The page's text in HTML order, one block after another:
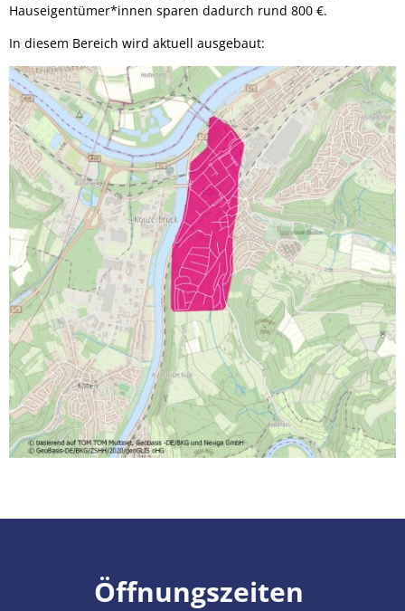
Hauseigentümer*innen sparen dadurch rund 800 €.
In diesem Bereich wird aktuell ausgebaut:
Öffnungszeiten